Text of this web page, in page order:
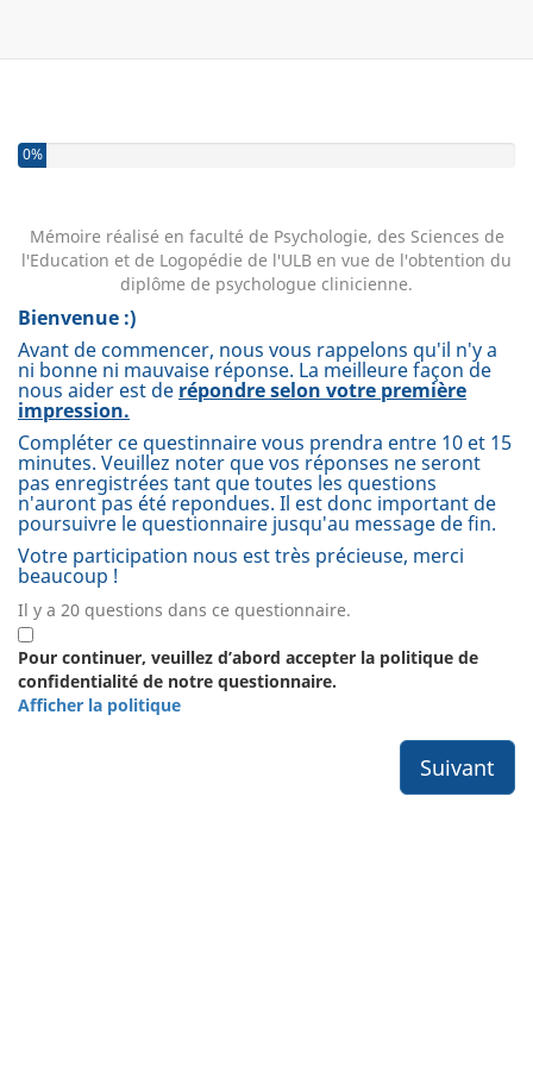
Vous avez complété 0% de ce questionnaire.
0%
Mémoire réalisé en faculté de Psychologie, des Sciences de
l'Education et de Logopédie de l'ULB en vue de l'obtention du
diplôme de psychologue clinicienne.
Bienvenue :)
Avant de commencer, nous vous rappelons qu'il n'y a
ni bonne ni mauvaise réponse. La meilleure façon de
nous aider est de répondre selon votre première
impression.
Compléter ce questinnaire vous prendra entre 10 et 15
minutes. Veuillez noter que vos réponses ne seront
pas enregistrées tant que toutes les questions
n'auront pas été repondues. Il est donc important de
poursuivre le questionnaire jusqu'au message de fin.
Votre participation nous est très précieuse, merci
beaucoup !
Il y a 20 questions dans ce questionnaire.
Pour continuer, veuillez d’abord accepter la politique de
confidentialité de notre questionnaire.
Afficher la politique
Suivant